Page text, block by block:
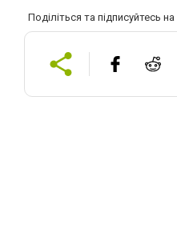
Поділіться та підписуйтесь